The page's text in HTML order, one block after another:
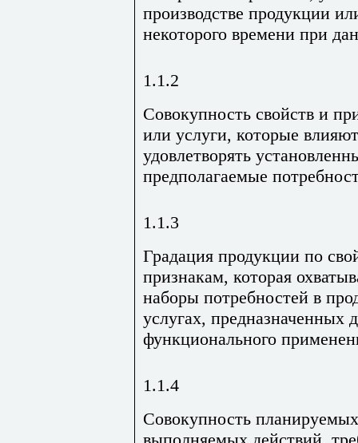
производстве продукции
некоторого времени при
1.1.2
Совокупность свойств и
или услуги, которые
удовлетворять
предполагаемые
1.1.3
Градация продукции по
признакам, которая
наборы потребностей в
услугах, предназначенных
функционального
1.1.4
Совокупность